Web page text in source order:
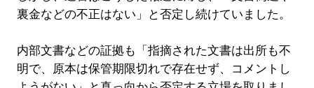
裏金などの不正はない」と否定し続けていました。
内部文書などの証拠も「指摘された文書は出所も不
明で、原本は保管期限切れで存在せず、コメントし